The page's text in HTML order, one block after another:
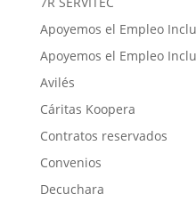
Apoyemos el Empleo
Apoyemos el Empleo
Avilés
Cáritas Koopera
Contratos reservados
Convenios
Decuchara